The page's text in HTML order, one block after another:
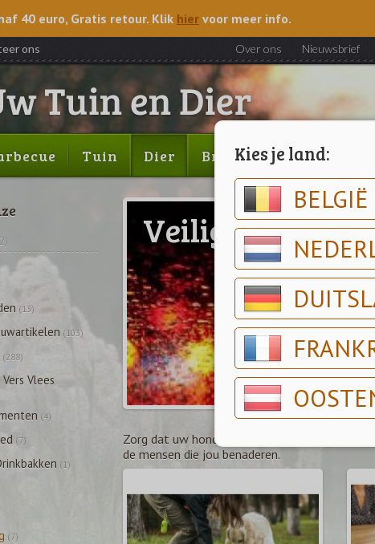
Kies je land:
BELGIË
40 euro, Gratis retour. Klik hier voor meer info.
ons Over ons Nieuwsbrief
Tuin Dier Brood & gebak
Veilig onder
Zorg dat uw hond goed gezien wordt als u 's
de mensen die jou benaderen.
(13)
(103)
(288)
Vlees
(4)
(7)
(1)
(7)